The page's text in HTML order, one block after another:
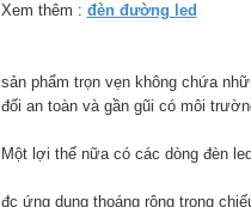
Xem thêm : đèn đường led
sản phẩm trọn vẹn không chứa
đối an toàn và gần gũi có môi
Một lợi thế nữa có các dòng đèn
đc ứng dụng thoáng rộng trong